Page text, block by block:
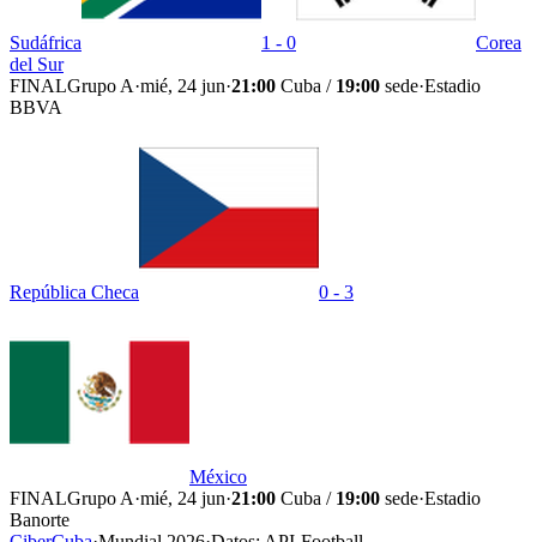
Sudáfrica 1 - 0
Corea
del Sur
FINALGrupo A·mié, 24 jun·21:00 Cuba / 19:00 sede·Estadio
BBVA
República Checa 0 - 3
México
FINALGrupo A·mié, 24 jun·21:00 Cuba / 19:00 sede·Estadio
Banorte